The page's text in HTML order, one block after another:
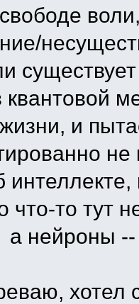
и
что-то тут
а нейроны
хотел